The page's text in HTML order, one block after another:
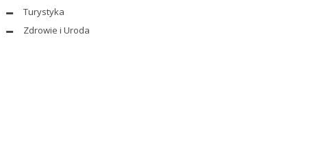
Turystyka
Zdrowie i Uroda